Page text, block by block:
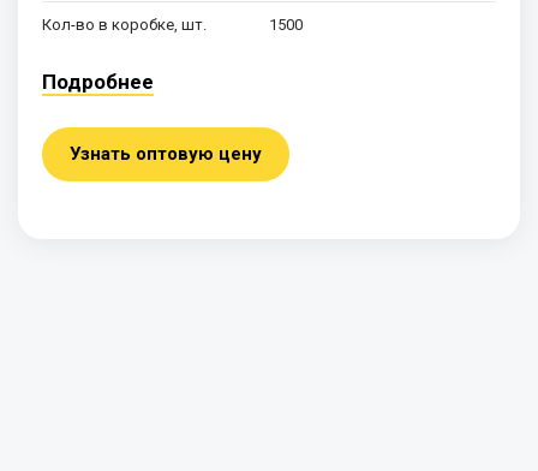
Кол-во в коробке, шт. 1500
Подробнее
Узнать оптовую цену